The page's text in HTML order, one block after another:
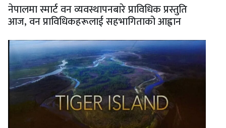
नेपालमा स्मार्ट वन व्यवस्थापनबारे प्राविधिक प्रस्तुति
आज, वन प्राविधिकहरूलाई सहभागिताको आह्वान